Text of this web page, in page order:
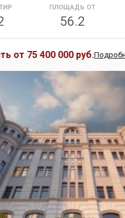
ПЛОЩАДЬ ОТ
56.2
от 75 400 000 руб.